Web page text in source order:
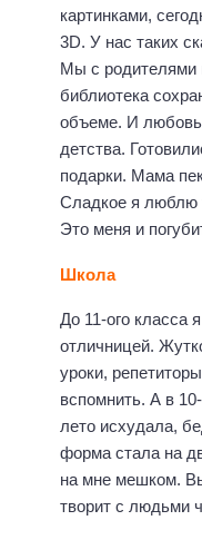
картинками,
3D. У нас таких
Мы с родителями
библиотека
объеме. И любовь
детства.
подарки. Мама
Сладкое я люблю
Это меня и
Школа
До 11-ого класса
отличницей.
уроки,
вспомнить. А в
лето исхудала,
форма стала на
на мне мешком.
творит с людьми